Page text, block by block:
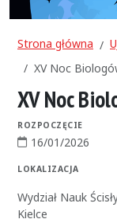
Strona główna
XV Noc
XV Noc
ROZPOCZĘCIE
Data rozpoczęcia:
16/01/2026
LOKALIZACJA
Wydział Nauk
Kielce